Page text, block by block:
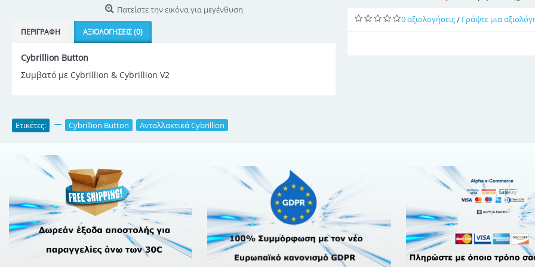
Πατείστε την εικόνα για μεγένθυση
ΠΕΡΙΓΡΑΦΉ ΑΞΙΟΛΟΓΉΣΕΙΣ (0)
Cybrillion Button
Συμβατό με Cybrillion & Cybrillion V2
0 αξιολογήσεις/ Γράψτε μια
Ετικέτες: Cybrillion Button Ανταλλακτικά Cybrillion